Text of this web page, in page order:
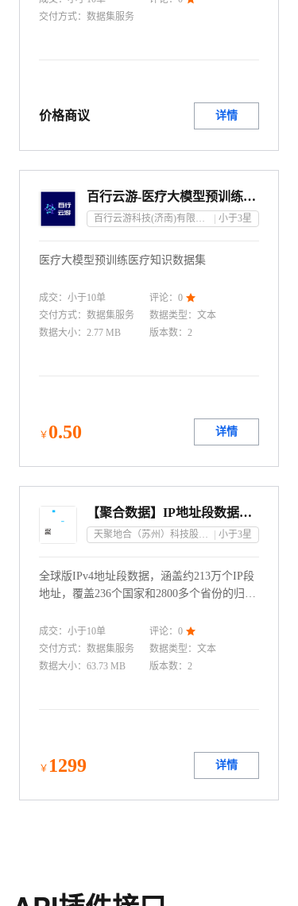
据资源。积累了近4年来示范区范围内的道路
交通事故、违法违章行为、自动驾驶车辆运
交付方式： 数据集服务
价格商议 详情
百行云游-医疗大模型预训练医疗知识数据集
百行云游科技(济南)有限公司 小于3星
医疗大模型预训练医疗知识数据集
成交： 小于10单 评论： 0 
交付方式： 数据集服务 数据类型 ： 文本
数据大小： 2.77 MB 版本数： 2
￥ 0.50 详情
【聚合数据】IP地址段数据集-全球版
天聚地合（苏州）科技股份有限公司 小于3星
全球版IPv4地址段数据，涵盖约213万个IP段
地址，覆盖236个国家和2800多个省份的归属
网络运营商等。
成交： 小于10单 评论： 0 
交付方式： 数据集服务 数据类型 ： 文本
数据大小： 63.73 MB 版本数： 2
￥ 1299 详情